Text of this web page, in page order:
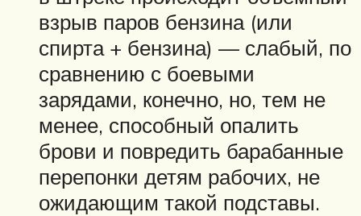
взрыв паров бензина (или
спирта + бензина) — слабый, по
сравнению с боевыми
зарядами, конечно, но, тем не
менее, способный опалить
брови и повредить барабанные
перепонки детям рабочих, не
ожидающим такой подставы.